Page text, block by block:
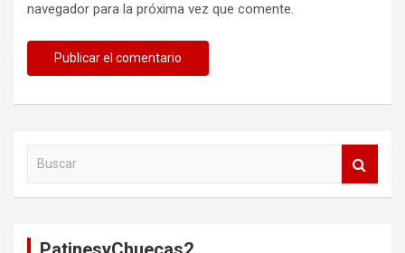
navegador para la próxima vez que comente.